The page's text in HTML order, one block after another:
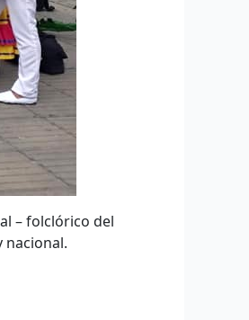
– folclórico del
nacional.